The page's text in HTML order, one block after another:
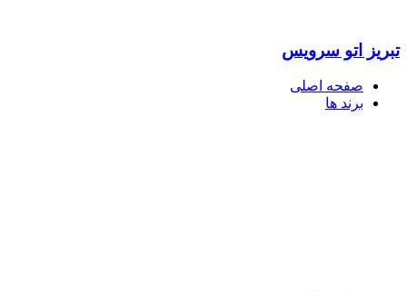
تبریز اتو سرویس
صفحه اصلی
برند ها